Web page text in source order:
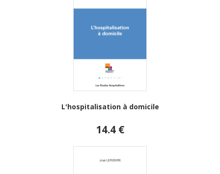
L'hospitalisation à domicile
14.4 €